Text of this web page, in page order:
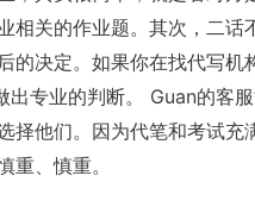
相关的作业题。其次，二话
决定。如果你在找代写机
专业的判断。 Guan的客
择他们。因为代笔和考试充
、慎重。